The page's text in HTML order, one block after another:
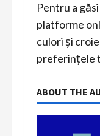
Pentru a
platforme
culori și
preferințele
ABOUT THE